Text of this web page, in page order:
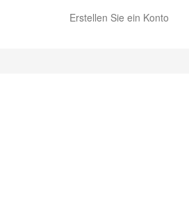
Erstellen Sie ein Konto